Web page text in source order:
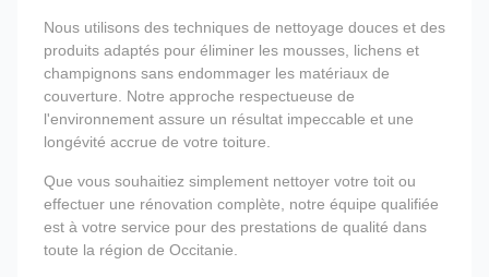
Nous utilisons des techniques de nettoyage douces et des
produits adaptés pour éliminer les mousses, lichens et
champignons sans endommager les matériaux de
couverture. Notre approche respectueuse de
l'environnement assure un résultat impeccable et une
longévité accrue de votre toiture.
Que vous souhaitiez simplement nettoyer votre toit ou
effectuer une rénovation complète, notre équipe qualifiée
est à votre service pour des prestations de qualité dans
toute la région de Occitanie.